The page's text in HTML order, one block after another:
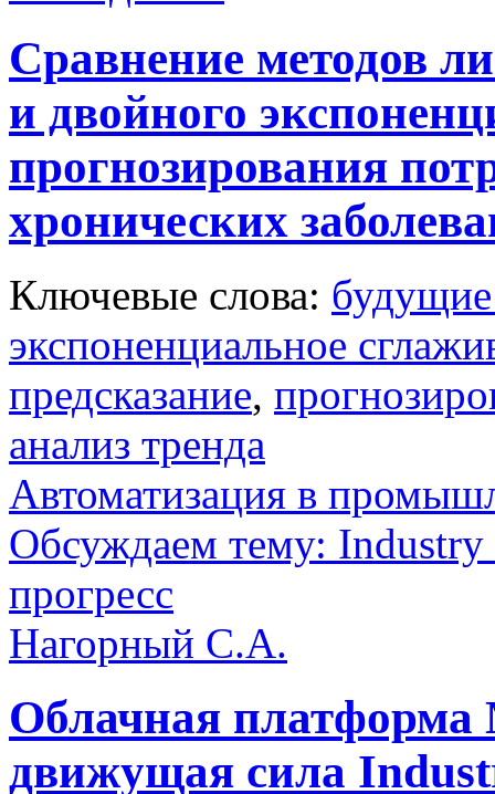
Сравнение методов
и двойного
прогнозирования
хронических
Ключевые слова:
экспоненциальное
предсказание,
анализ тренда
Автоматизация в
Обсуждаем тему:
прогресс
Нагорный С.А.
Облачная платформа
движущая сила